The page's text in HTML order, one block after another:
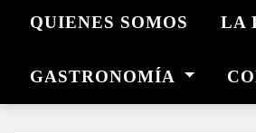
QUIENES SOMOS LA
GASTRONOMÍA